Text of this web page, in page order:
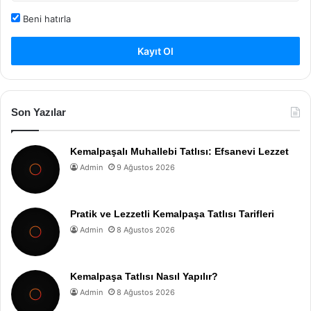
Beni hatırla
Kayıt Ol
Son Yazılar
Kemalpaşalı Muhallebi Tatlısı: Efsanevi Lezzet
Admin 9 Ağustos 2026
Pratik ve Lezzetli Kemalpaşa Tatlısı Tarifleri
Admin 8 Ağustos 2026
Kemalpaşa Tatlısı Nasıl Yapılır?
Admin 8 Ağustos 2026